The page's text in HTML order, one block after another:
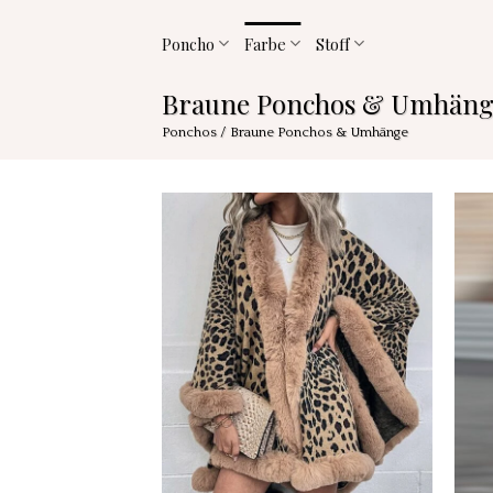
Poncho Farbe Stoff
Braune Ponchos &
Ponchos / Braune Ponchos & Umhänge